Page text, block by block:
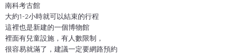
南科考古館
大約1-2小時就可以結束的行程
這裡也是新建的一個博物館
裡面有兒童設施，有人數限制，
很容易就滿了，建議一定要網路預約